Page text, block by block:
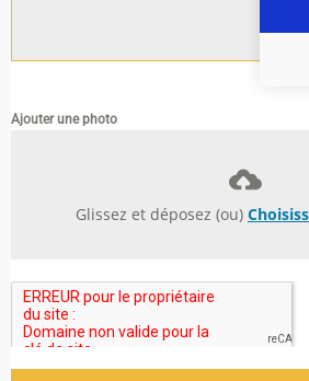
Ajouter une photo
Glissez et déposez (ou)